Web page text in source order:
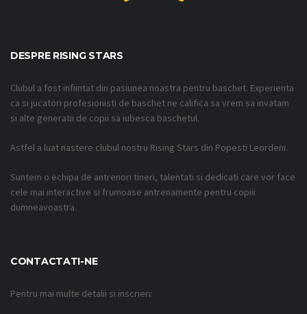
DESPRE RISING STARS
Clubul a fost infiintat din pasiunea noastra pentru baschet. Experienta
ca si jucatori profesionisti de baschet ne califica sa vrem sa invatam
si alte generatii de copii sa iubesca baschetul.
Astfel a luat nastere clubul nostru Rising Stars din Popesti Leordeni.
Suntem o echipa de antrenori tineri, talentati si dedicati care vor face
cele mai interactive si frumoase antrenamente pentru copiii
dumneavoastra.
CONTACTATI-NE
Pentru mai multe detalii si inscrieri: